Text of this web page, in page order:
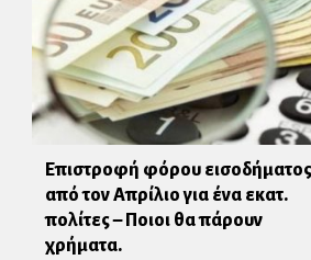
Επιστροφή φόρου
από τον Απρίλιο για ένα εκατ.
πολίτες – Ποιοι θα πάρουν
χρήματα.